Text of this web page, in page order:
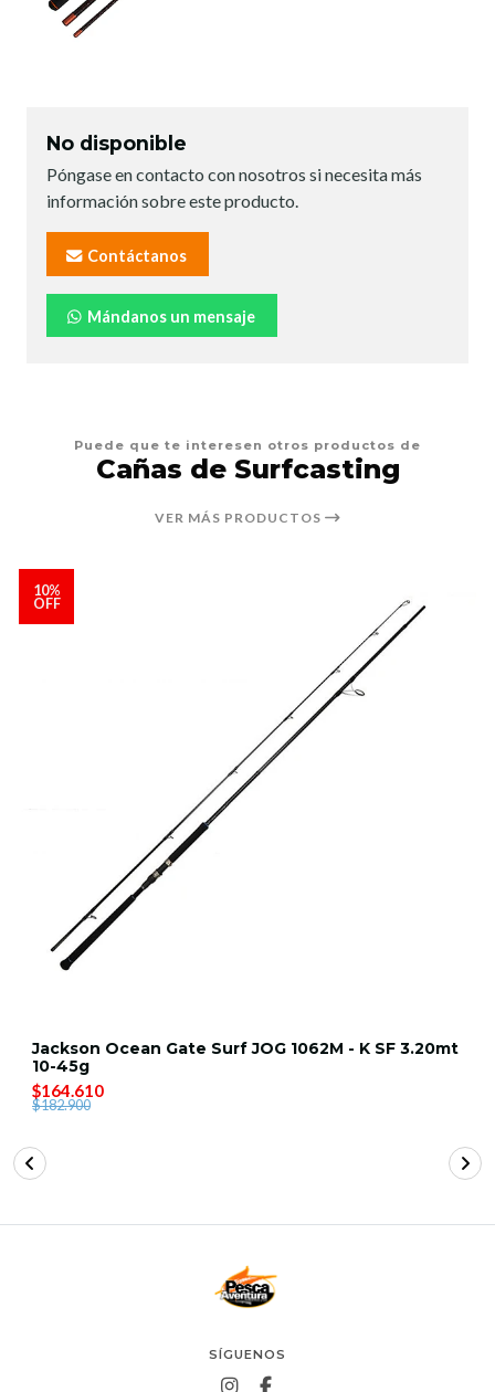
No disponible
Póngase en contacto con nosotros si necesita más
información sobre este producto.
Contáctanos
Mándanos un mensaje
Puede que te interesen otros productos de
Cañas de Surfcasting
VER MÁS PRODUCTOS
10%
OFF
Jackson Ocean Gate Surf JOG 1062M - K SF 3.20mt
10-45g
$164.610
$182.900
SÍGUENOS